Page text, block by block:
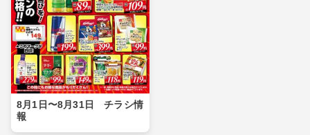
8月1日〜8月31日 チラシ情
報